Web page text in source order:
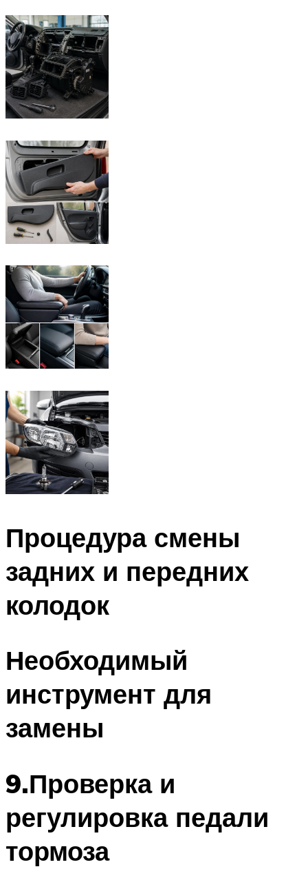
Процедура смены
задних и передних
колодок
Необходимый
инструмент для
замены
9.Проверка и
регулировка педали
тормоза